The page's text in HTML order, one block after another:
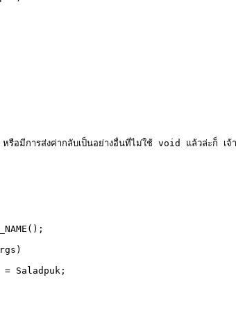
รือมีการส่งค่ากลับเป็นอย่างอื่นที่ไม่ใช้ void แล้วล่ะก็